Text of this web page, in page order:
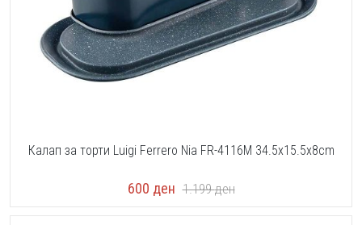
Калап за торти Luigi Ferrero Nia FR-4116M 34.5x15.5x8cm
600 ден 1.199ден